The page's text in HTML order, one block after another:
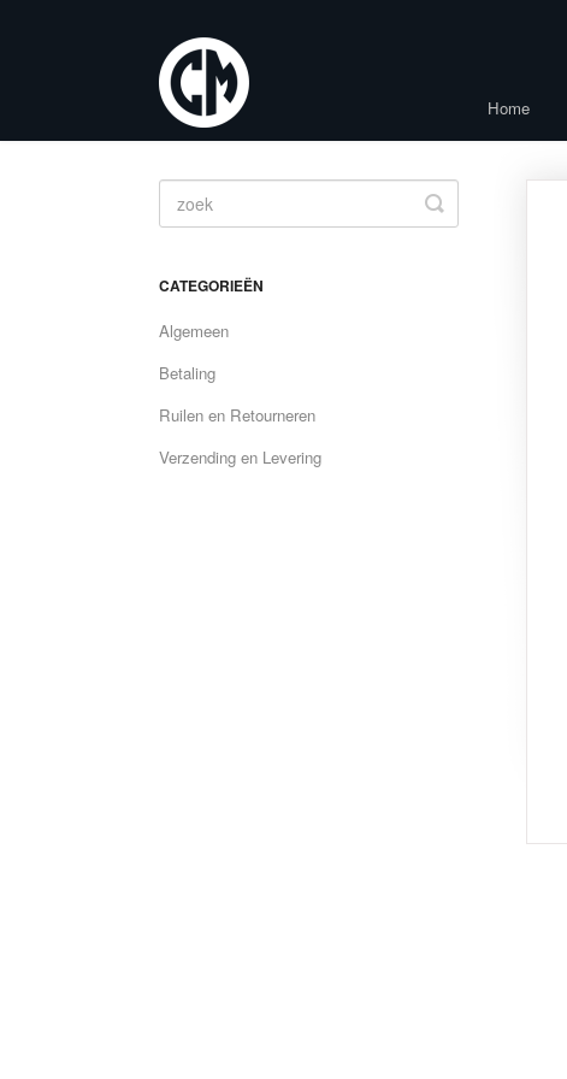
Home
Toggle
Search
CATEGORIEËN
Algemeen
Betaling
Ruilen en Retourneren
Verzending en Levering